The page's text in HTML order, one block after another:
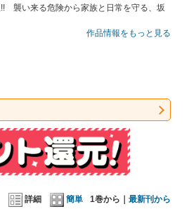
襲い来る危険から家族と日常を守る、坂
作品情報をもっと見る
詳細 簡単 1巻から｜ 最新刊から